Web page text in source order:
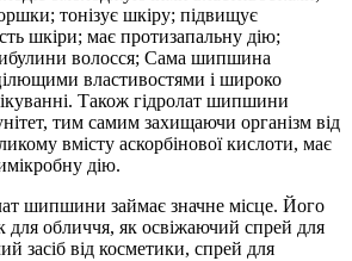
тонізує шкіру; підвищує
шкіри; має протизапальну дію;
волосся; Сама шипшина
властивостями і широко
Також гідролат шипшини
тим самим захищаючи організм від
вмісту аскорбінової кислоти, має
дію.
шипшини займає значне місце. Його
для обличчя, як освіжаючий спрей для
засіб від косметики, спрей для